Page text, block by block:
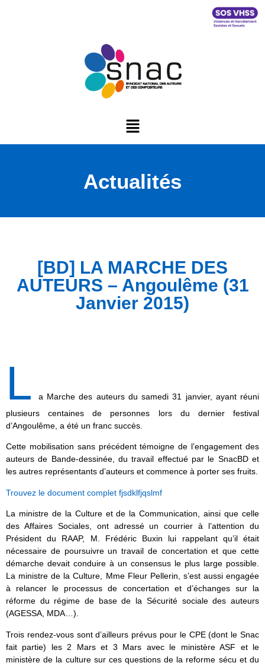
Actualités
[BD] LA MARCHE DES
AUTEURS – Angoulême (31
Janvier 2015)
L
a Marche des auteurs du samedi 31 janvier, ayant réuni
plusieurs centaines de personnes lors du dernier festival
d’Angoulême, a été un franc succès.
Cette mobilisation sans précédent témoigne de l’engagement des
auteurs de Bande-dessinée, du travail effectué par le SnacBD et
les autres représentants d’auteurs et commence à porter ses fruits.
Trouvez le document complet fjsdklfjqslmf
La ministre de la Culture et de la Communication, ainsi que celle
des Affaires Sociales, ont adressé un courrier à l’attention du
Président du RAAP, M. Frédéric Buxin lui rappelant qu’il était
nécessaire de poursuivre un travail de concertation et que cette
démarche devait conduire à un consensus le plus large possible.
La ministre de la Culture, Mme Fleur Pellerin, s’est aussi engagée
à relancer le processus de concertation et d’échanges sur la
réforme du régime de base de la Sécurité sociale des auteurs
(AGESSA, MDA…).
Trois rendez-vous sont d’ailleurs prévus pour le CPE (dont le Snac
fait partie) les 2 Mars et 3 Mars avec le ministère ASF et le
ministère de la culture sur ces questions de la reforme sécu et du